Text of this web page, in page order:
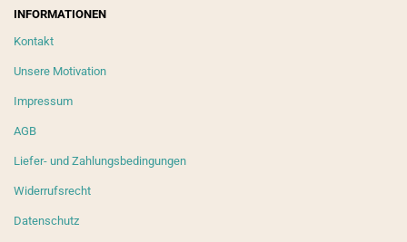
INFORMATIONEN
Kontakt
Unsere Motivation
Impressum
AGB
Liefer- und Zahlungsbedingungen
Widerrufsrecht
Datenschutz